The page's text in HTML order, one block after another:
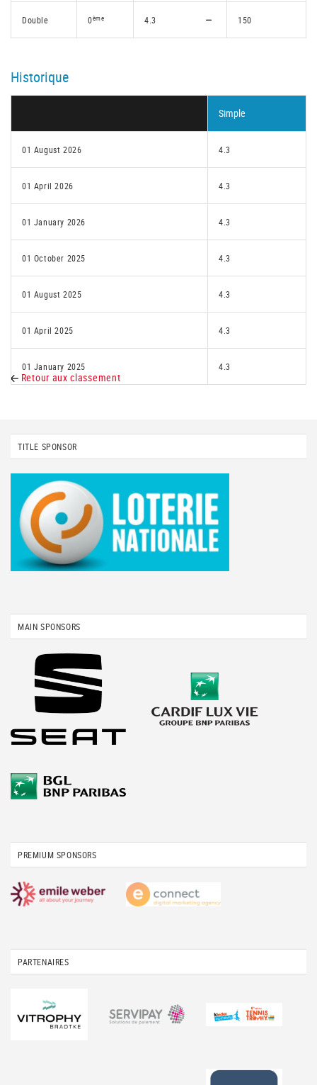
Double 0ème 4.3 150
Historique
Simple
01 August 2026 4.3
01 April 2026 4.3
01 January 2026 4.3
01 October 2025 4.3
01 August 2025 4.3
01 April 2025 4.3
01 January 2025 4.3
Retour aux classement
TITLE SPONSOR
MAIN SPONSORS
PREMIUM SPONSORS
PARTENAIRES